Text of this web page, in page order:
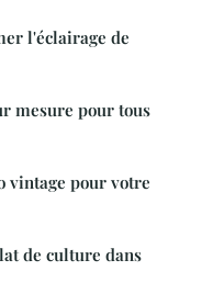
l'éclairage de
mesure pour tous
vintage pour votre
de culture dans